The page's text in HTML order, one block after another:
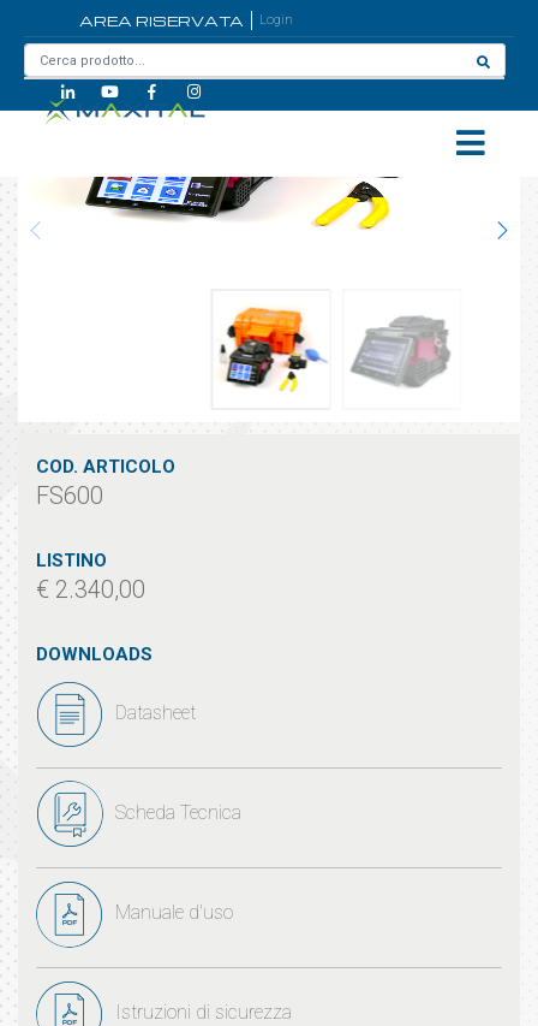
AREA RISERVATA Login
FS600
COD. ARTICOLO
FS600
LISTINO
€ 2.340,00
DOWNLOADS
Datasheet
Scheda Tecnica
Manuale d'uso
Istruzioni di sicurezza